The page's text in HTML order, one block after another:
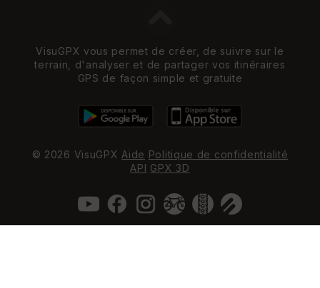
VisuGPX vous permet de créer, de suivre sur le
terrain, d'analyser et de partager vos itinéraires
GPS de façon simple et gratuite
© 2026 VisuGPX Aide Politique de confidentialité
API GPX 3D